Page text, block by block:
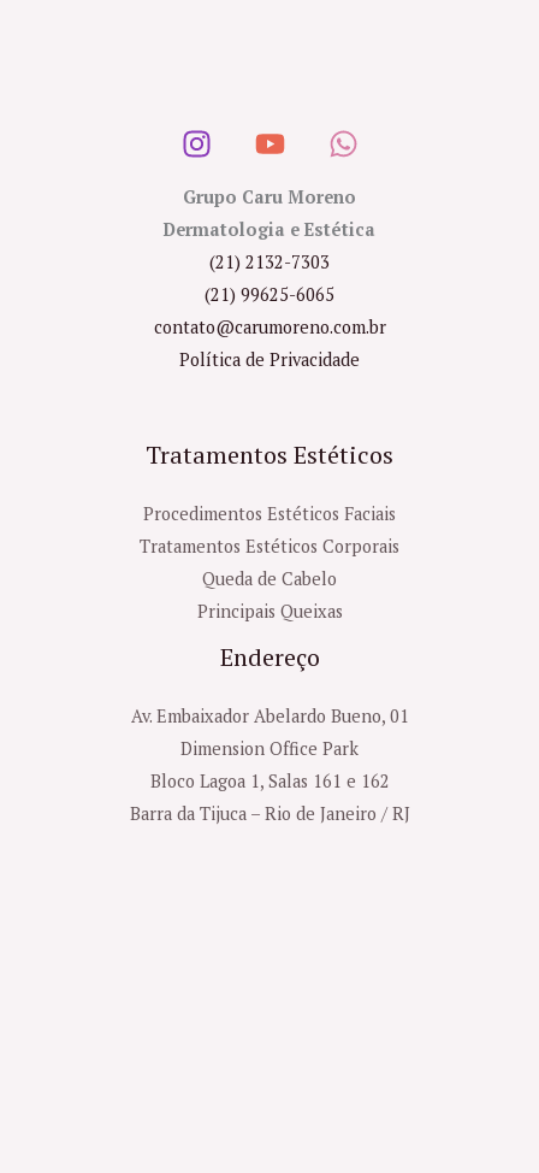
Grupo Caru Moreno
Dermatologia e Estética
(21) 2132-7303
(21) 99625-6065
contato@carumoreno.com.br
Política de Privacidade
Tratamentos Estéticos
Procedimentos Estéticos Faciais
Tratamentos Estéticos Corporais
Queda de Cabelo
Principais Queixas
Endereço
Av. Embaixador Abelardo Bueno, 01
Dimension Office Park
Bloco Lagoa 1, Salas 161 e 162
Barra da Tijuca – Rio de Janeiro / RJ